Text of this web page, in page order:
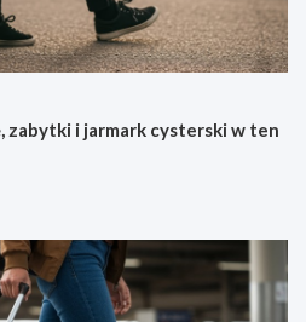
zabytki i jarmark cysterski w ten